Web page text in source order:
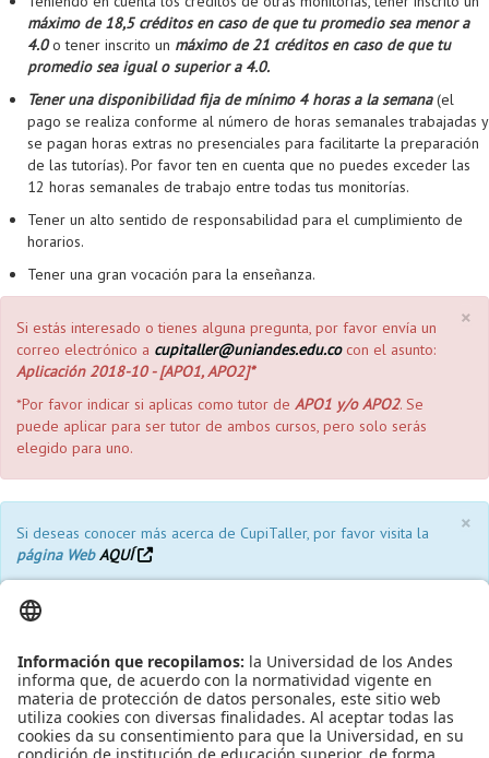
máximo de 18,5 créditos en caso de que tu promedio sea menor a
4.0o tener inscrito un máximo de 21 créditos en caso de que tu
promedio sea igual o superior a 4.0.
Tener una disponibilidad fija de mínimo 4 horas a la semana (el
pago se realiza conforme al número de horas semanales trabajadas y
se pagan horas extras no presenciales para facilitarte la preparación
de las tutorías). Por favor ten en cuenta que no puedes exceder las
12 horas semanales de trabajo entre todas tus monitorías.
Tener un alto sentido de responsabilidad para el cumplimiento de
horarios.
Tener una gran vocación para la enseñanza.
×
Si estás interesado o tienes alguna pregunta, por favor envía un
correo electrónico a cupitaller@uniandes.edu.cocon el asunto:
Aplicación 2018-10 - [APO1, APO2]*
*Por favor indicar si aplicas como tutor de APO1 y/o APO2. Se
puede aplicar para ser tutor de ambos cursos, pero solo serás
elegido para uno.
×
Si deseas conocer más acerca de CupiTaller, por favor visita la
página WebAQUÍ
Equipo CupiTaller
Leído4448Tiempo Última modificación Viernes, 02 Febrero 2018 15:13